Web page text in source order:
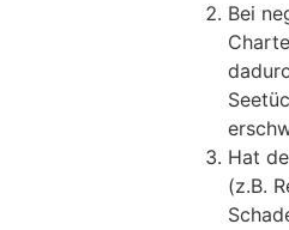
Bei
Hat
(z.B.